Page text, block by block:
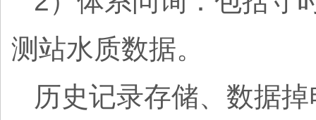
测站水质数据。
历史记录存储、数据